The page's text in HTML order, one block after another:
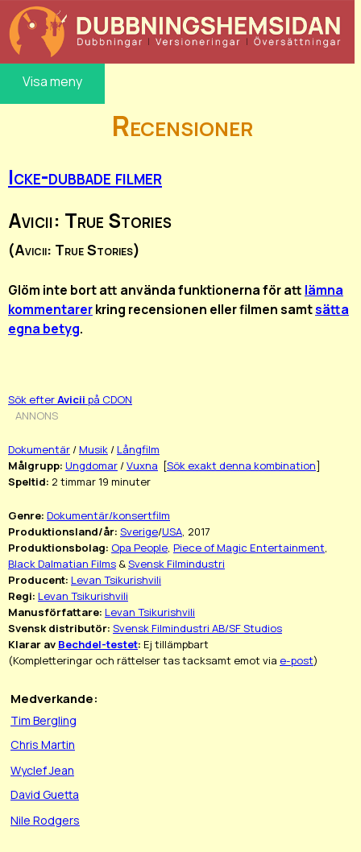
Visa meny
Recensioner
Icke-dubbade filmer
Avicii: True Stories
(Avicii: True Stories)
Glöm inte bort att använda funktionerna för att lämna
kommentarerkring recensionen eller filmen samtsätta
egna betyg.
Sök efterAvicii på CDON
ANNONS
Dokumentär /Musik /Långfilm
Målgrupp: Ungdomar /Vuxna [Sök exakt denna kombination]
Speltid: 2 timmar 19 minuter
Genre: Dokumentär/konsertfilm
Produktionsland/år: Sverige/USA, 2017
Produktionsbolag: Opa People, Piece of Magic Entertainment,
Black Dalmatian Films &Svensk Filmindustri
Producent: Levan Tsikurishvili
Regi: Levan Tsikurishvili
Manusförfattare: Levan Tsikurishvili
Svensk distributör: Svensk Filmindustri AB/SF Studios
Klarar av Bechdel-testet: Ej tillämpbart
(Kompletteringar och rättelser tas tacksamt emot via e-post)
Medverkande:
Tim Bergling
Chris Martin
Wyclef Jean
David Guetta
Nile Rodgers